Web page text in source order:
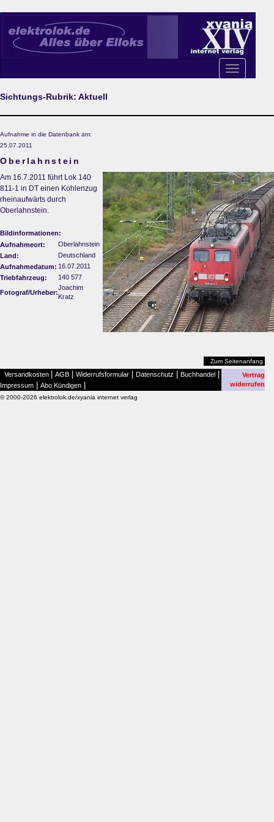
Toggle
navigation
Sichtungs-Rubrik: Aktuell
Aufnahme in die Datenbank am:
25.07.2011
Oberlahnstein
Am 16.7.2011 führt Lok 140
811-1 in DT einen Kohlenzug
rheinaufwärts durch
Oberlahnstein.
Bildinformationen:
Aufnahmeort:
Oberlahnstein
Land:
Deutschland
Aufnahmedatum: 16.07.2011
Triebfahrzeug:
140 577
Fotograf/Urheber:
Joachim
Kratz
Zum Seitenanfang
Versandkosten AGB Widerrufsformular Datenschutz Buchhandel
Impressum Abo Kündigen
Vertrag
widerrufen
© 2000-2026 elektrolok.de/xyania internet verlag